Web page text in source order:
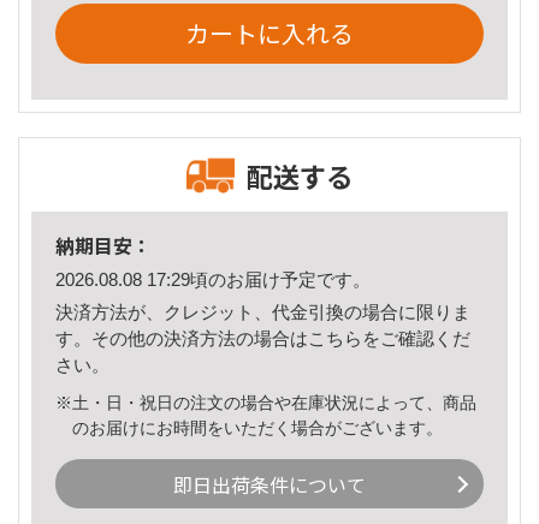
カートに入れる
配送する
納期目安：
2026.08.08 17:29頃のお届け予定です。
決済方法が、クレジット、代金引換の場合に限りま
す。その他の決済方法の場合はこちら をご確認くだ
さい。
※土・日・祝日の注文の場合や在庫状況によって、商品
のお届けにお時間をいただく場合がございます。
即日出荷条件について